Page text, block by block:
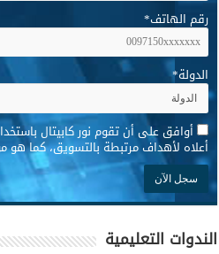
رقم الهاتف*
الدولة*
* أوافق على أن تقوم نور كابيتال
أعلاه لأهداف مرتبطة بالتسويق، كما
الندوات التعليمية